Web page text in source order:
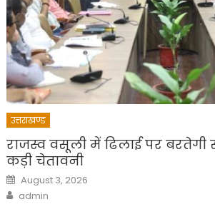
उत्तराखण्ड
राजस्व वसूली में ढिलाई पर बरतेगी
कड़ी चेतावनी
Posted
on
August 3, 2026
Author
admin